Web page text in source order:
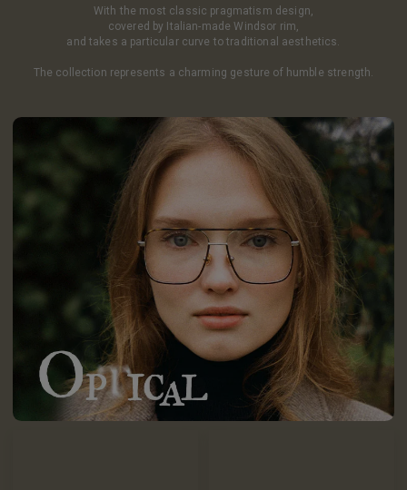
With the most classic pragmatism design,
covered by Italian-made Windsor rim,
and takes a particular curve to traditional aesthetics.
The collection represents a charming gesture of humble strength.